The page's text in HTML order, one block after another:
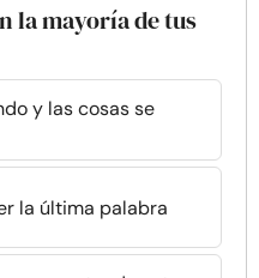
la mayoría de tus
y las cosas se
la última palabra